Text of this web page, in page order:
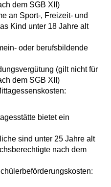
dem SGB XII)
an Sport-, Freizeit- und
Kind unter 18 Jahre alt
oder berufsbildende
(gilt nicht für
dem SGB XII)
bietet ein
sind unter 25 Jahre alt
nach dem